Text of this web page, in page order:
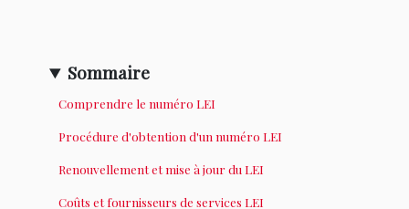
Sommaire
Comprendre le numéro LEI
Procédure d'obtention d'un numéro LEI
Renouvellement et mise à jour du LEI
Coûts et fournisseurs de services LEI